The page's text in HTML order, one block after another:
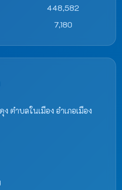
448,582
7,180
ตำบลในเมือง อำเภอเมือง